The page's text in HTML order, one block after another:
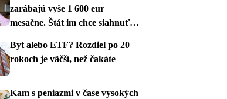
zarábajú vyše 1 600 eur
mesačne. Štát im chce siahnuť
Byt alebo ETF? Rozdiel po 20
rokoch je väčší, než čakáte
Kam s peniazmi v čase vysokých